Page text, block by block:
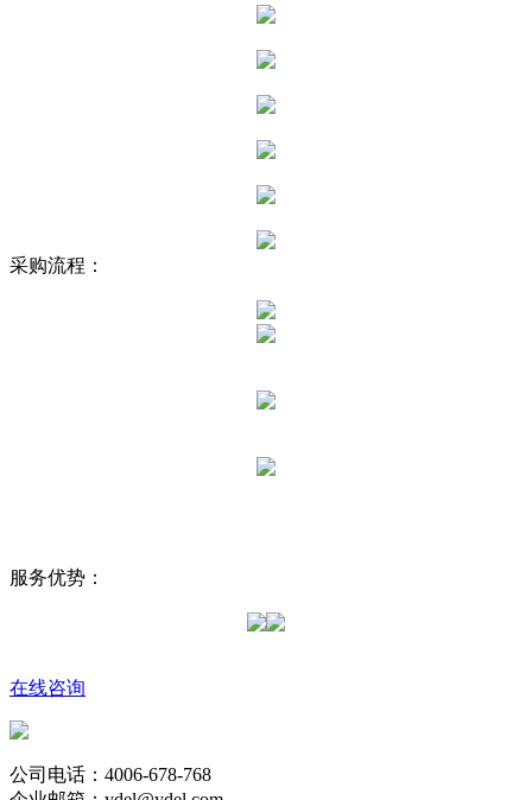
采购流程：
服务优势：
在线咨询
公司电话：4006-678-768